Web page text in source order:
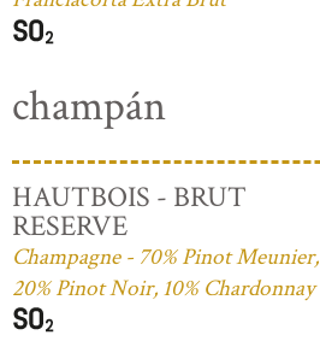
champán
HAUTBOIS - BRUT
RESERVE
Champagne - 70% Pinot Meunier,
20% Pinot Noir, 10% Chardonnay